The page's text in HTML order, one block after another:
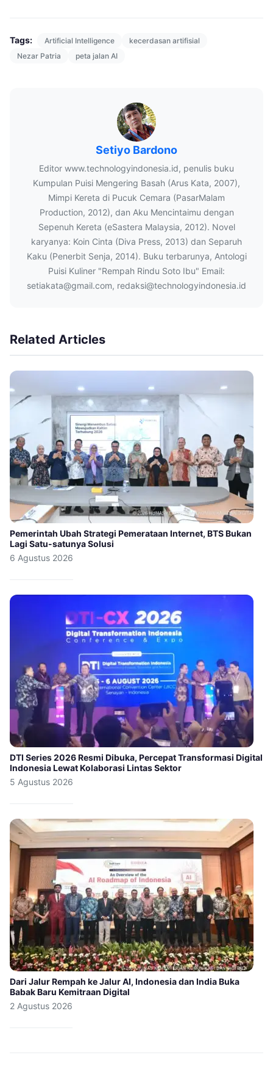
Tags: Artificial Intelligence
kecerdasan artifisial
Nezar Patria
peta jalan AI
Setiyo Bardono
Editor www.technologyindonesia.id, penulis buku
Kumpulan Puisi Mengering Basah (Arus Kata, 2007),
Mimpi Kereta di Pucuk Cemara (PasarMalam
Production, 2012), dan Aku Mencintaimu dengan
Sepenuh Kereta (eSastera Malaysia, 2012). Novel
karyanya: Koin Cinta (Diva Press, 2013) dan Separuh
Kaku (Penerbit Senja, 2014). Buku terbarunya, Antologi
Puisi Kuliner "Rempah Rindu Soto Ibu" Email:
setiakata@gmail.com, redaksi@technologyindonesia.id
Related Articles
Pemerintah Ubah Strategi Pemerataan Internet, BTS Bukan
Lagi Satu-satunya Solusi
6 Agustus 2026
DTI Series 2026 Resmi Dibuka, Percepat Transformasi Digital
Indonesia Lewat Kolaborasi Lintas Sektor
5 Agustus 2026
Dari Jalur Rempah ke Jalur AI, Indonesia dan India Buka
Babak Baru Kemitraan Digital
2 Agustus 2026